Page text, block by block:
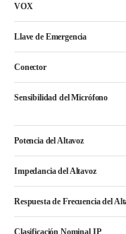
VOX
Llave de Emergencia
Conector
Sensibilidad del Micrófono
Potencia del Altavoz
Impedancia del Altavoz
Respuesta de Frecuencia del
Clasificación Nominal IP